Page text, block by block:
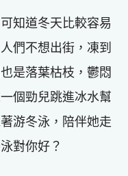
知道冬天比較容易
們不想出街，凍到
是落葉枯枝，鬱悶
個勁兒跳進冰水幫
游冬泳，陪伴她走
對你好？